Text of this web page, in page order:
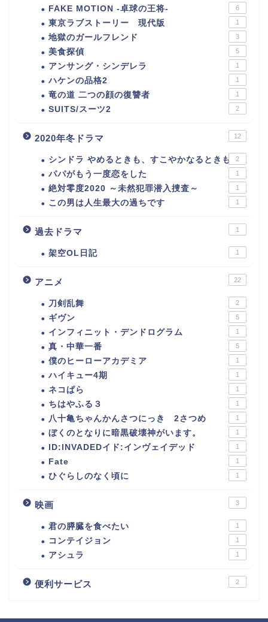
FAKE MOTION -卓球の王将- 6
東京ラブストーリー 現代版 1
地獄のガールフレンド 3
美食探偵 5
アンサング・シンデレラ 1
ハケンの品格2 1
竜の道 二つの顔の復讐者 1
SUITS/スーツ2 2
2020年冬ドラマ 12
シンドラ やめるときも、すこやかなるときも 2
パパがもう一度恋をした 1
絶対零度2020 ～未然犯罪潜入捜査～ 1
この男は人生最大の過ちです 1
過去ドラマ 1
架空OL日記 1
アニメ 22
刀剣乱舞 2
ギヴン 5
インフィニット・デンドログラム 1
真・中華一番 5
僕のヒーローアカデミア 1
ハイキュー4期 1
ネコぱら 1
ちはやふる３ 1
八十亀ちゃんかんさつにっき 2さつめ 1
ぼくのとなりに暗黒破壊神がいます。 1
ID:INVADEDイド:インヴェイデッド 1
Fate 1
ひぐらしのなく頃に 1
映画 3
君の膵臓を食べたい 1
コンテイジョン 1
アシュラ 1
便利サービス 2